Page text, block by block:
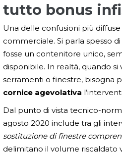
tutto bonus
Una delle confusioni più
commerciale. Si parla spesso di
fosse un contenitore unico,
disponibile. In realtà, quando
serramenti o finestre, bisogna
cornice agevolativa
Dal punto di vista tecnico-
agosto 2020 include tra gli
sostituzione di finestre
delimitano il volume riscaldato